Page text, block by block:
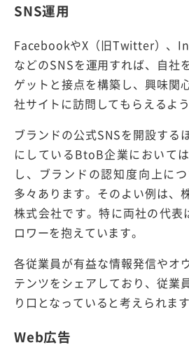
SNS運用
FacebookやX（旧Twitter）、
などのSNSを運用すれば、自社
ゲットと接点を構築し、興味関
社サイトに訪問してもらえるよ
ブランドの公式SNSを開設する
にしているBtoB企業において
し、ブランドの認知度向上に
多々あります。そのよい例は、
株式会社です。特に両社の代表
ロワーを抱えています。
各従業員が有益な情報発信やオ
テンツをシェアしており、従業
り口となっていると考えられます
Web広告